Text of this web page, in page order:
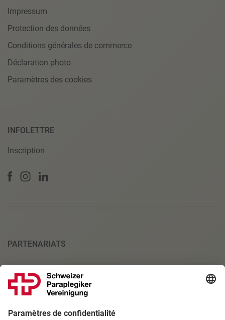
Impressum
Protection des données
Conditions générales de commerce
Déclaration photo
Paramètres des cookies
INFOLETTRE
Inscription
PARTENARIATS